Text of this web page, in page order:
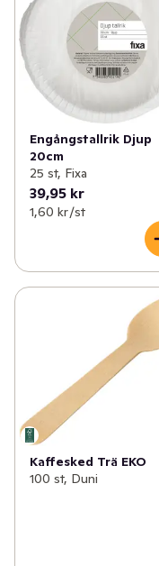
Engångstallrik Djup
20cm
25 st, Fixa
39,95 kr
1,60 kr /st
Kaffesked Trä EKO
100 st, Duni